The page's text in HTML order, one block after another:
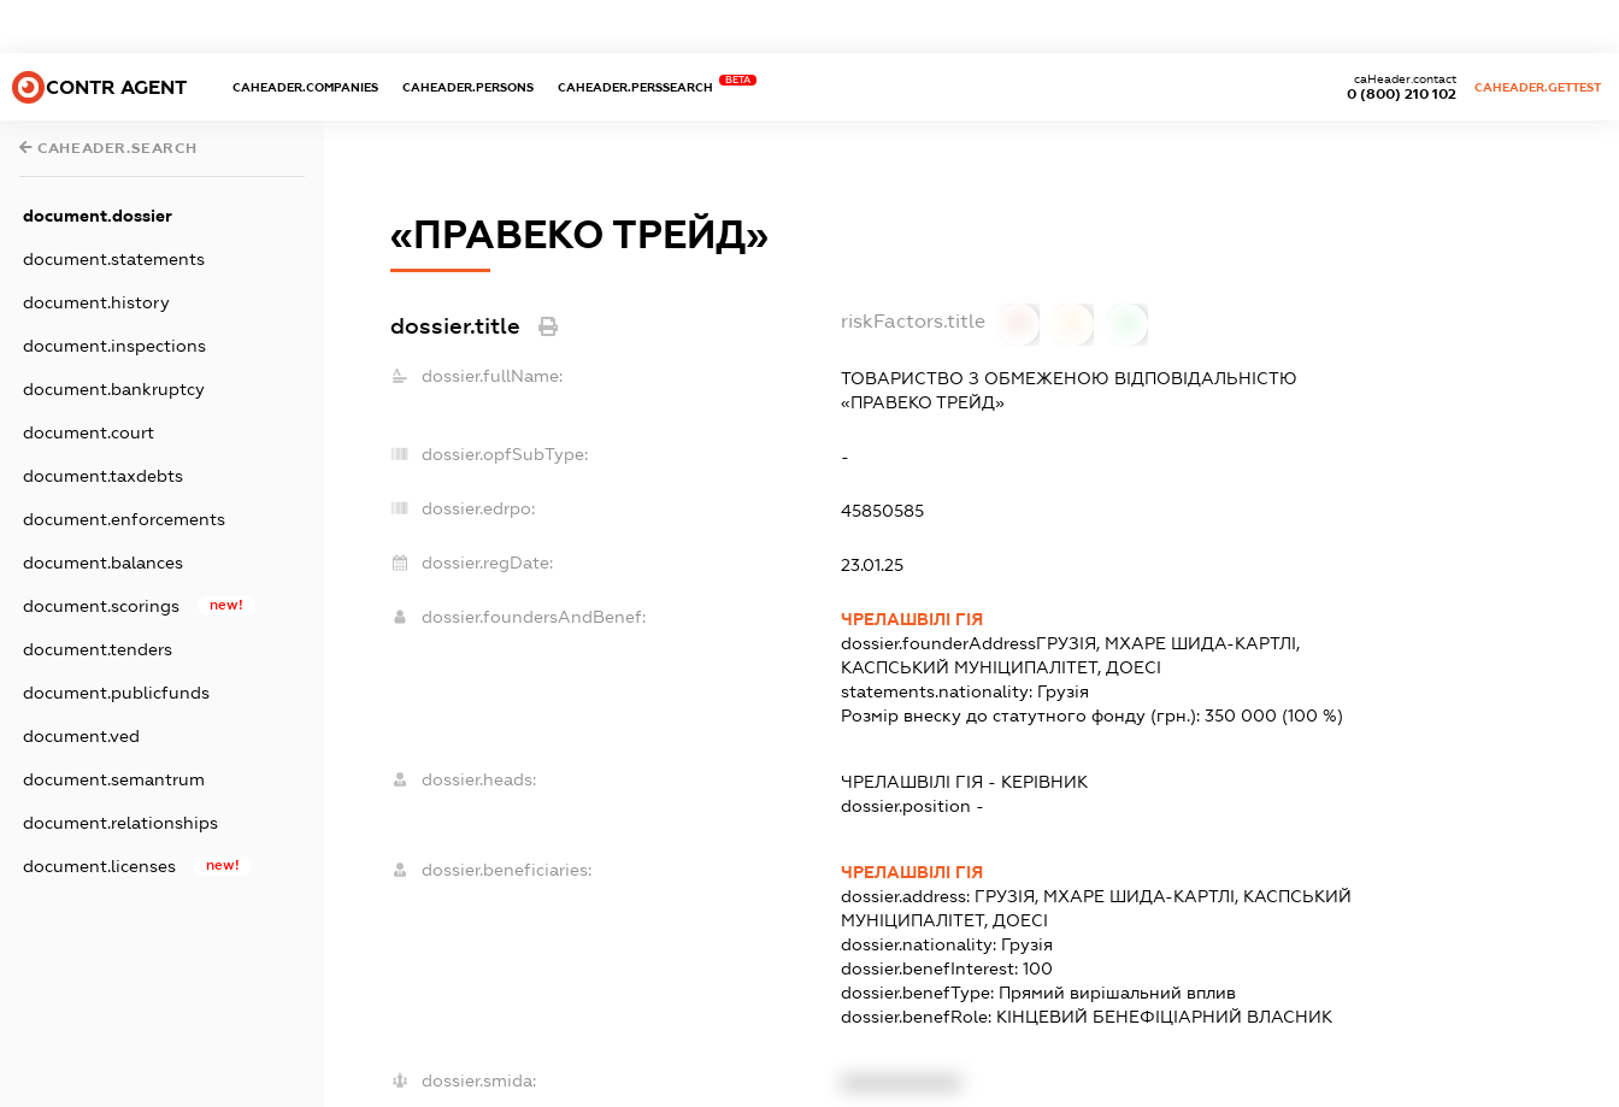
CONTR AGENT CAHEADER.COMPANIES CAHEADER.PERSONS CAHEADER.PERSSEARCH
BETA
0 (800) 210 102
caHeader.contact
CAHEADER.GETTEST
CAHEADER.SEARCH
document.dossier
document.statements
document.history
document.inspections
document.bankruptcy
document.court
document.taxdebts
document.enforcements
document.balances
document.scorings new!
document.tenders
document.publicfunds
document.ved
document.semantrum
document.relationships
document.licenses new!
«ПРАВЕКО ТРЕЙД»
dossier.title riskFactors.title
dossier.fullName:
ТОВАРИСТВО З ОБМЕЖЕНОЮ ВІДПОВІДАЛЬНІСТЮ
«ПРАВЕКО ТРЕЙД»
dossier.opfSubType: -
dossier.edrpo: 45850585
dossier.regDate: 23.01.25
dossier.foundersAndBenef:
ЧРЕЛАШВІЛІ ГІЯ
dossier.founderAddressГРУЗІЯ, МХАРЕ ШИДА-КАРТЛІ,
КАСПСЬКИЙ МУНІЦИПАЛІТЕТ, ДОЕСІ
statements.nationality: Грузія
Розмір внеску до статутного фонду (грн.): 350 000 (100 %)
dossier.heads: ЧРЕЛАШВІЛІ ГІЯ - КЕРІВНИК
dossier.position -
dossier.beneficiaries:
ЧРЕЛАШВІЛІ ГІЯ
dossier.address: ГРУЗІЯ, МХАРЕ ШИДА-КАРТЛІ, КАСПСЬКИЙ
МУНІЦИПАЛІТЕТ, ДОЕСІ
dossier.nationality: Грузія
dossier.benefInterest: 100
dossier.benefType: Прямий вирішальний вплив
dossier.benefRole: КІНЦЕВИЙ БЕНЕФІЦІАРНИЙ ВЛАСНИК
dossier.smida: